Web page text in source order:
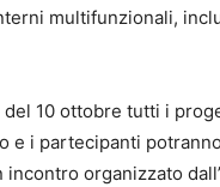
multifunzionali,
del 10 ottobre tutti i
e i partecipanti
incontro organizzato